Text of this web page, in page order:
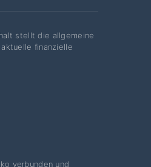
stellt die allgemeine
finanzielle
verbunden und